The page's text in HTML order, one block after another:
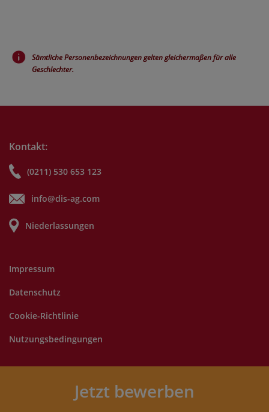
Jetzt bewerben
Sämtliche Personenbezeichnungen gelten gleichermaßen für alle
Geschlechter.
Kontakt:
(0211) 530 653 123
info@dis-ag.com
Niederlassungen
Impressum
Datenschutz
Cookie-Richtlinie
Nutzungsbedingungen
2025 DIS AG. Alle Rechte vorbehalten.